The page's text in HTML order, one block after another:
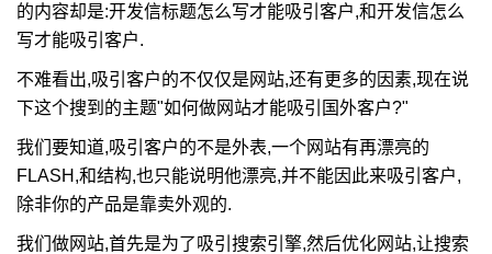
的内容却是:开发信标题怎么写才能吸引客户,和开发信怎么
写才能吸引客户.
不难看出,吸引客户的不仅仅是网站,还有更多的因素,现在说
下这个搜到的主题"如何做网站才能吸引国外客户?"
我们要知道,吸引客户的不是外表,一个网站有再漂亮的
FLASH,和结构,也只能说明他漂亮,并不能因此来吸引客户,
除非你的产品是靠卖外观的.
我们做网站,首先是为了吸引搜索引擎,然后优化网站,让搜索